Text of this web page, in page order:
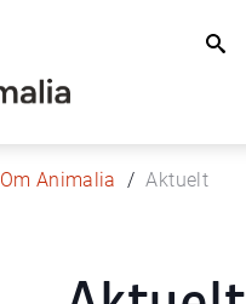
Om Animalia Aktuelt